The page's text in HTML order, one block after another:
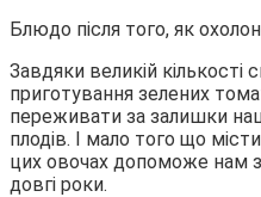
Блюдо після того, як
Завдяки великій кількості
приготування зелених
переживати за залишки
плодів. І мало того що
цих овочах допоможе нам
довгі роки.